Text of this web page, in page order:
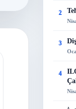
2
3
4